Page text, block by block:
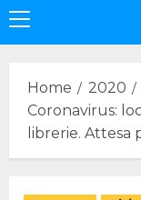
Primary
Menu
Home 2020
Coronavirus:
librerie. Attesa